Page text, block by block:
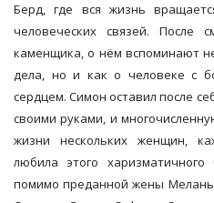
Берд, где вся жизнь
человеческих связей. После
каменщика, о нём вспоминают
дела, но и как о человеке с
сердцем. Симон оставил после
своими руками, и
жизни нескольких женщин,
любила этого
помимо преданной жены